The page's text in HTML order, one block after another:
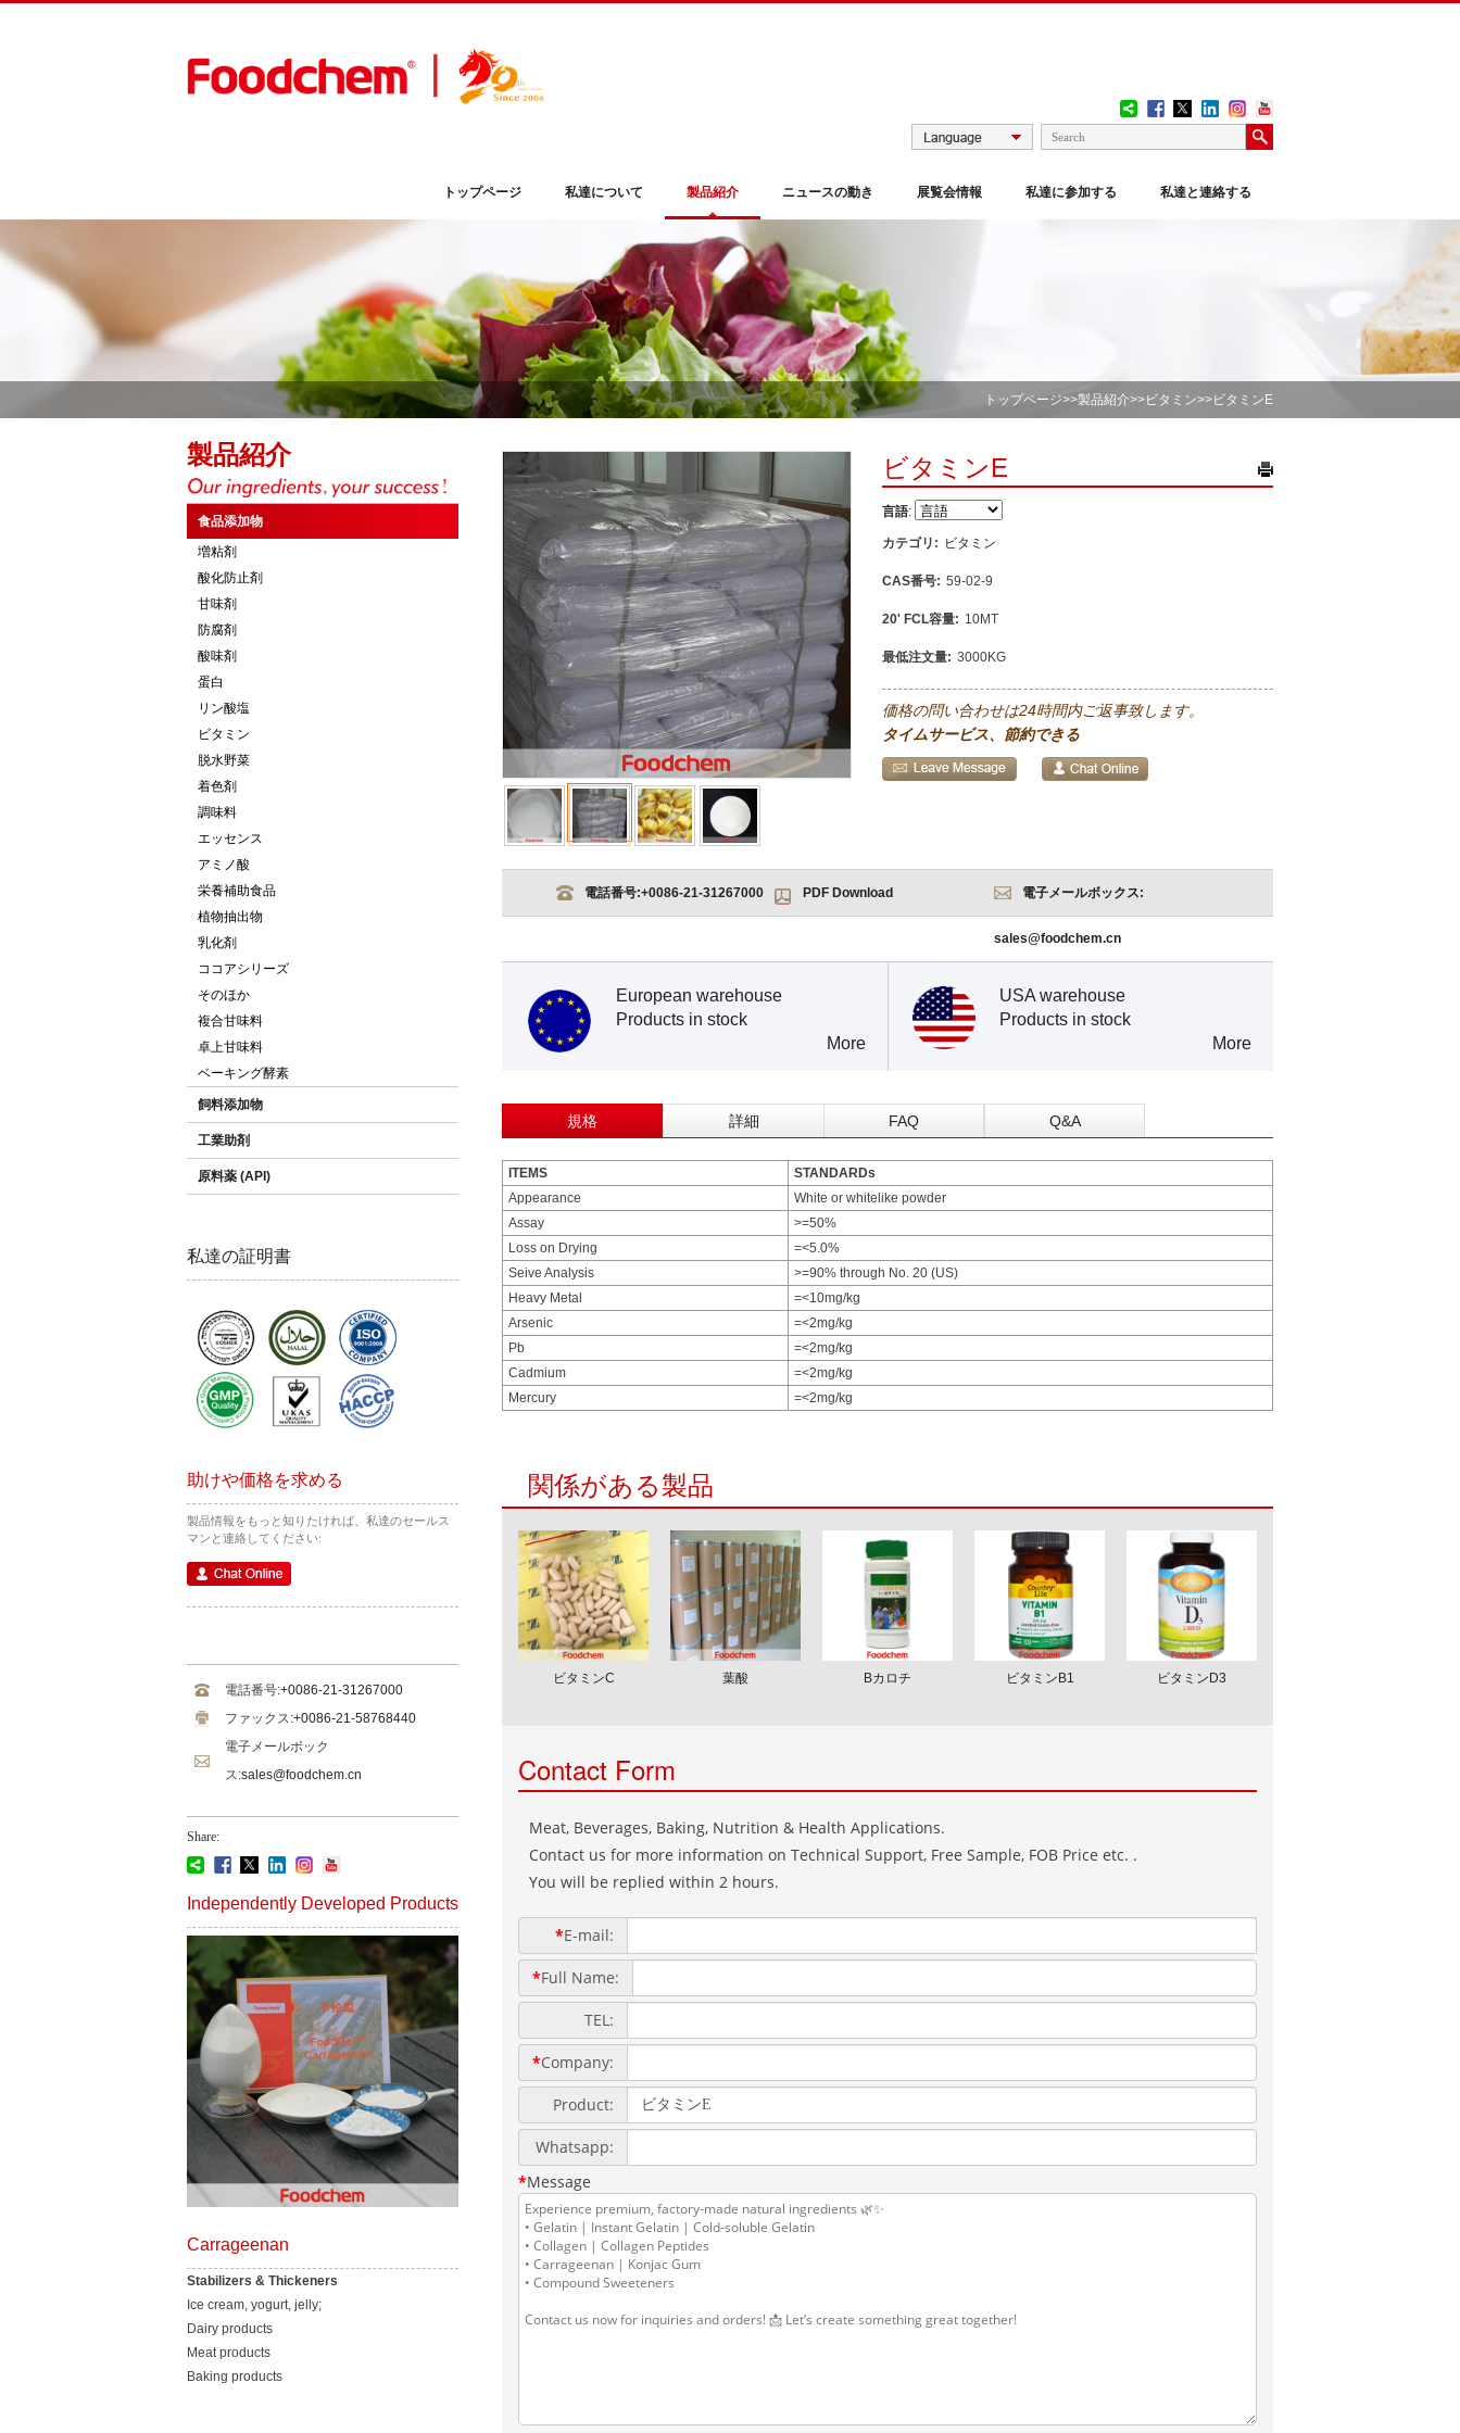
トップページ 私達について 製品紹介 ニュースの動き 展覧会情報 私達に参加する 私達と連絡する
トップページ>>製品紹介>>ビタミン>>ビタミンE
製品紹介
食品添加物
増粘剤
酸化防止剤
甘味剤
防腐剤
酸味剤
蛋白
リン酸塩
ビタミン
脱水野菜
着色剤
調味料
エッセンス
アミノ酸
栄養補助食品
植物抽出物
乳化剤
ココアシリーズ
そのほか
複合甘味料
卓上甘味料
ベーキング酵素
飼料添加物
工業助剤
原料薬 (API)
私達の証明書
助けや価格を求める
製品情報をもっと知りたければ、私達のセールス
マンと連絡してください:
電話番号:+0086-21-31267000
ファックス:+0086-21-58768440
電子メールボック
ス:sales@foodchem.cn
Share:
Independently Developed Products
Carrageenan
Stabilizers & Thickeners
Ice cream, yogurt, jelly;
Dairy products
Meat products
Baking products
ビタミンE
言語:
カテゴリ: ビタミン
CAS番号: 59-02-9
20' FCL容量: 10MT
最低注文量: 3000KG
価格の問い合わせは24時間内ご返事致します。
タイムサービス、節約できる
電話番号:+0086-21-31267000 PDF Download 電子メールボックス:
sales@foodchem.cn
European warehouse
Products in stock
More
USA warehouse
Products in stock
More
規格 詳細 FAQ Q&A
ITEMS
STANDARDs
Appearance
White or whitelike powder
Assay
>=50%
Loss on Drying
=<5.0%
Seive Analysis
>=90% through No. 20 (US)
Heavy Metal
=<10mg/kg
Arsenic
=<2mg/kg
Pb
=<2mg/kg
Cadmium
=<2mg/kg
Mercury
=<2mg/kg
関係がある製品
ビタミンC 葉酸 Βカロチ ビタミンB1 ビタミンD3